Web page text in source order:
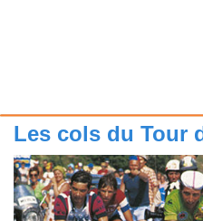
Les cols du Tour